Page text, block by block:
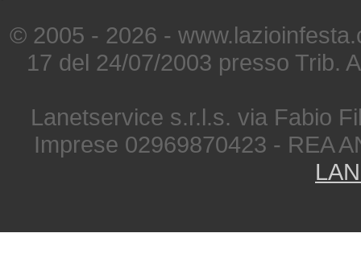
© 2005 - 2026 -
17 del 24/07/2003 presso Trib.
Lanetservice s.r.l.s. via Fabio
Imprese 02969870423 - REA